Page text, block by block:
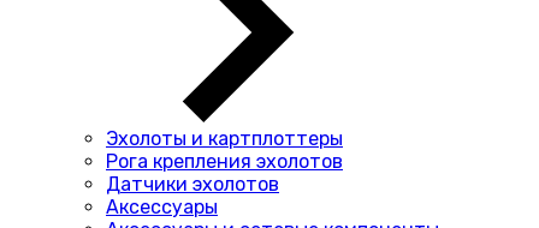
Эхолоты и картплоттеры
Рога крепления эхолотов
Датчики эхолотов
Аксессуары